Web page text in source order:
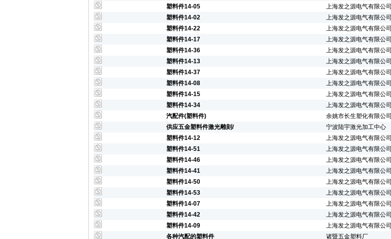
塑料件14-05
上海发之源电气有限公司
塑料件14-02
上海发之源电气有限公司
塑料件14-22
上海发之源电气有限公司
塑料件14-17
上海发之源电气有限公司
塑料件14-36
上海发之源电气有限公司
塑料件14-13
上海发之源电气有限公司
塑料件14-37
上海发之源电气有限公司
塑料件14-08
上海发之源电气有限公司
塑料件14-15
上海发之源电气有限公司
塑料件14-34
上海发之源电气有限公司
汽配件(塑料件)
余姚市长生塑化有限公司
供应五金塑料件激光雕刻/
宁波陆宇激光加工中心
塑料件14-12
上海发之源电气有限公司
塑料件14-51
上海发之源电气有限公司
塑料件14-46
上海发之源电气有限公司
塑料件14-41
上海发之源电气有限公司
塑料件14-50
上海发之源电气有限公司
塑料件14-53
上海发之源电气有限公司
塑料件14-07
上海发之源电气有限公司
塑料件14-42
上海发之源电气有限公司
塑料件14-09
上海发之源电气有限公司
各种汽配的塑料件
诸暨五金塑料厂